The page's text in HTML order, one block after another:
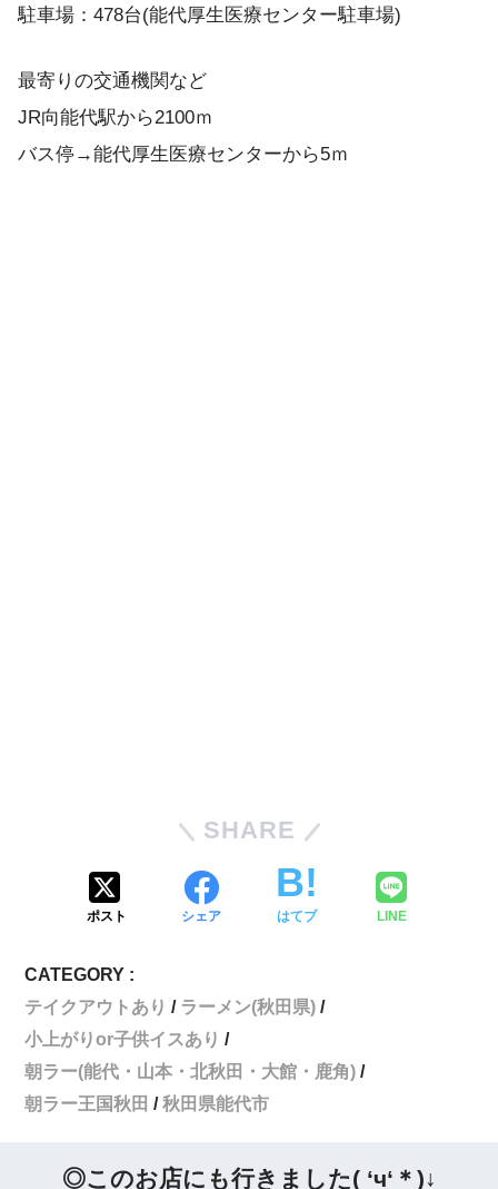
駐車場：478台(能代厚生医療センター駐車場)
最寄りの交通機関など
JR向能代駅から2100ｍ
バス停→能代厚生医療センターから5ｍ
SHARE
ポスト シェア はてブ LINE
CATEGORY :
テイクアウトあり
ラーメン(秋田県)
小上がりor子供イスあり
朝ラー(能代・山本・北秋田・大館・鹿角)
朝ラー王国秋田
秋田県能代市
◎このお店にも行きました( ‘ч‘＊)↓